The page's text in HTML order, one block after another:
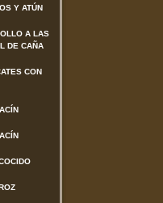
Y ATÚN
A LAS
DE CAÑA
CON